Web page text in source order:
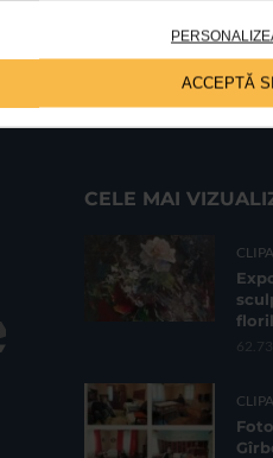
ACCEPTĂ
CELE MAI